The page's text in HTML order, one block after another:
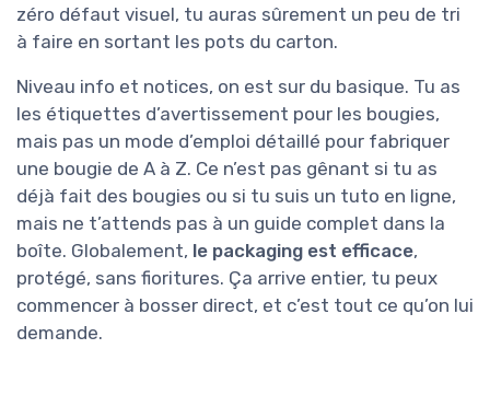
zéro défaut visuel, tu auras sûrement un peu de tri
à faire en sortant les pots du carton.
Niveau info et notices, on est sur du basique. Tu as
les étiquettes d’avertissement pour les bougies,
mais pas un mode d’emploi détaillé pour fabriquer
une bougie de A à Z. Ce n’est pas gênant si tu as
déjà fait des bougies ou si tu suis un tuto en ligne,
mais ne t’attends pas à un guide complet dans la
boîte. Globalement, le packaging est efficace,
protégé, sans fioritures. Ça arrive entier, tu peux
commencer à bosser direct, et c’est tout ce qu’on lui
demande.